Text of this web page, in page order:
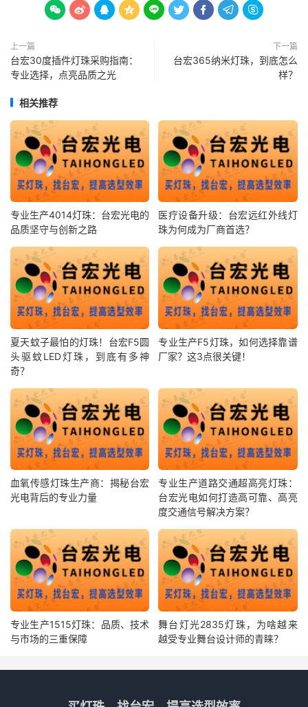
        
上一篇
台宏30度插件灯珠采购指南：
专业选择，点亮品质之光
下一篇
台宏365纳米灯珠，到底怎么
样？
相关推荐
专业生产4014灯珠：台宏光电的
品质坚守与创新之路
医疗设备升级：台宏远红外线灯
珠为何成为厂商首选？
夏天蚊子最怕的灯珠！台宏F5圆
头驱蚊LED灯珠，到底有多神
奇？
专业生产F5灯珠，如何选择靠谱
厂家？这3点很关键！
血氧传感灯珠生产商：揭秘台宏
光电背后的专业力量
专业生产道路交通超高亮灯珠：
台宏光电如何打造高可靠、高亮
度交通信号解决方案？
专业生产1515灯珠：品质、技术
与市场的三重保障
舞台灯光2835灯珠，为啥越来
越受专业舞台设计师的青睐？